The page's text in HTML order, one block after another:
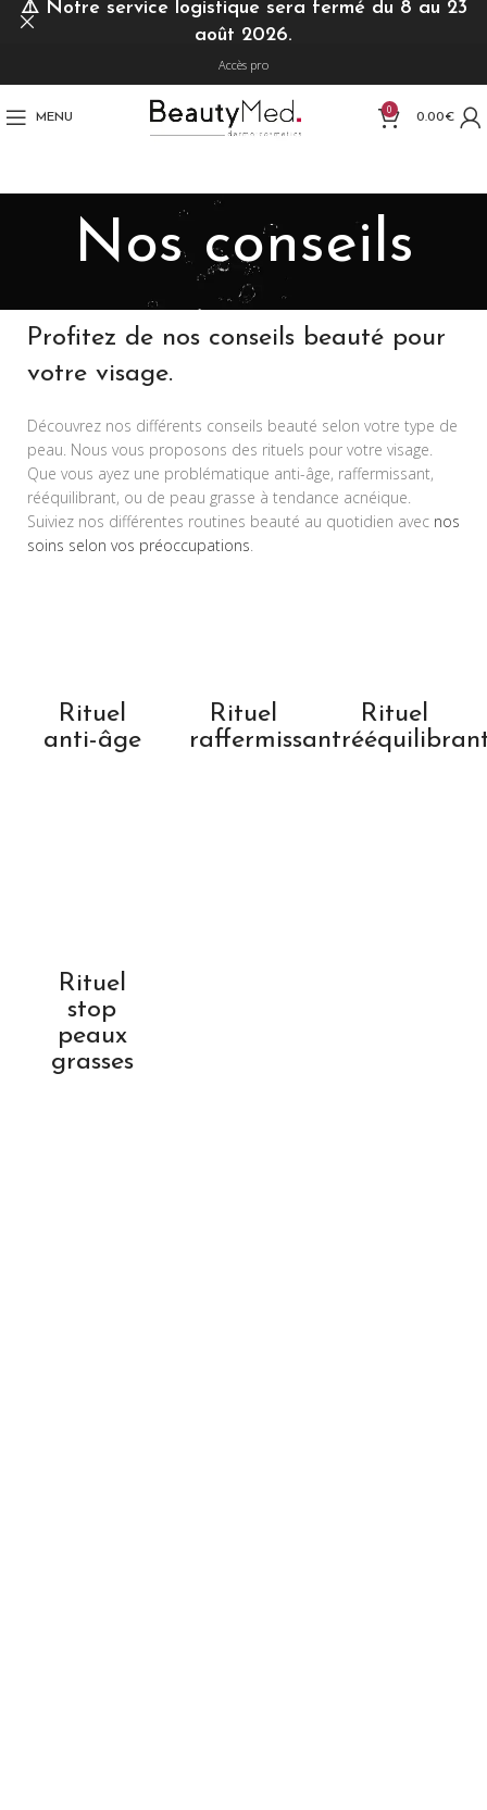
Accès pro
MENU
0
0.00€
Nos conseils
Profitez de nos conseils beauté pour
votre visage.
Découvrez nos différents conseils beauté selon votre type de
peau. Nous vous proposons des rituels pour votre visage.
Que vous ayez une problématique anti-âge, raffermissant,
rééquilibrant, ou de peau grasse à tendance acnéique.
Suiviez nos différentes routines beauté au quotidien avec nos
soins selon vos préoccupations.
Rituel
anti-âge
Rituel
raffermissant
Rituel
Rituel
stop
peaux
grasses
⚠️ Notre service logistique sera fermé du 8 au 23
août 2026.